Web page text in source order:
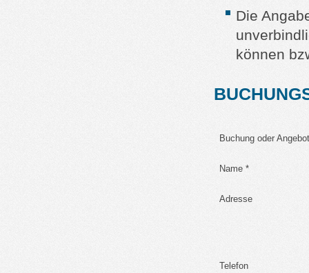
Die
können
Buchung oder
Name *
Adresse
Telefon